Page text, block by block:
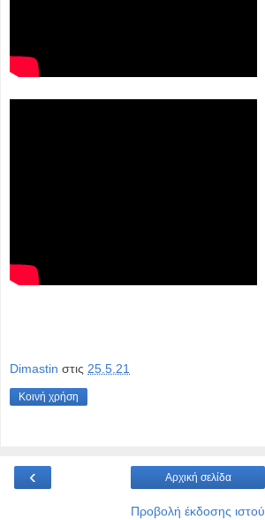
Dimastin στις 25.5.21
Κοινή χρήση
‹ Αρχική σελίδα
Προβολή έκδοσης ιστού